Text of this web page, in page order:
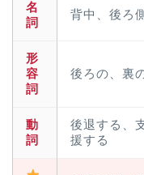
名
詞
背中、後ろ側
形
容
詞
後ろの、裏
動
詞
後退する、
援する